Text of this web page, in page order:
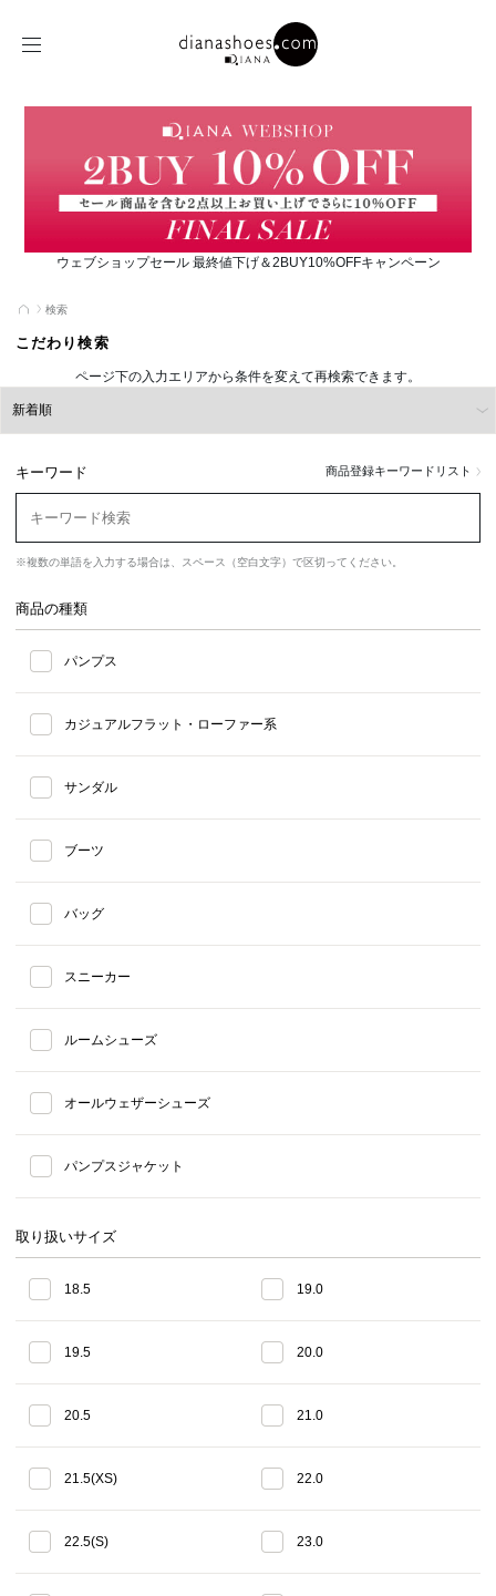
ウェブショップセール 最終値下げ＆2BUY10%OFFキャンペーン
検索
こだわり検索
ページ下の入力エリアから条件を変えて再検索できます。
キーワード 商品登録キーワードリスト
※複数の単語を入力する場合は、スペース（空白文字）で区切ってください。
商品の種類
パンプス
カジュアルフラット・ローファー系
サンダル
ブーツ
バッグ
スニーカー
ルームシューズ
オールウェザーシューズ
パンプスジャケット
取り扱いサイズ
18.5 19.0
19.5 20.0
20.5 21.0
21.5(XS) 22.0
22.5(S) 23.0